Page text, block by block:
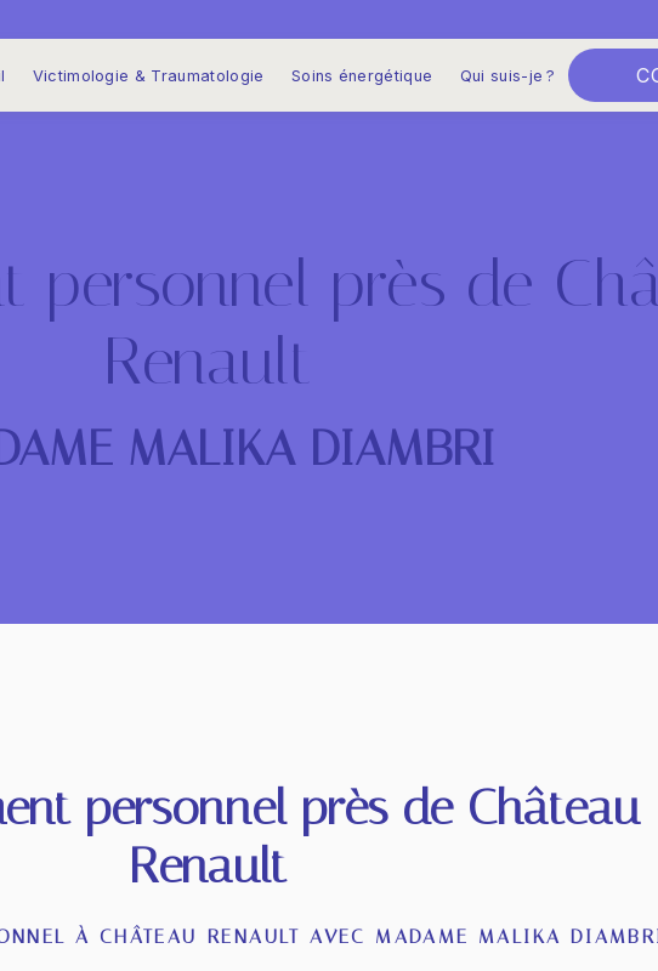
Victimologie & Traumatologie Soins énergétique Qui suis-je ?
personnel près de
Renault
MALIKA DIAMBRI
personnel près de Château-
Renault
À CHÂTEAU-RENAULT AVEC MADAME MALIKA